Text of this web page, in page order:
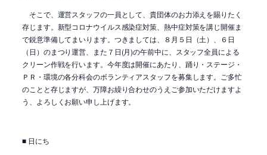
そこで、運営スタッフの一員として、貴団体のお力添えを賜りたく
存じます。新型コロナウイルス感染症対策、熱中症対策を講じ開催ま
で鋭意準備してまいります。つきましては、８月５日（土）、６日
（日）のまつり運営、また７日(月)の午前中に、スタッフ全員による
クリーン作戦を行います。今年度は開催にあたり、踊り・ステージ・
ＰＲ・環境の各分科会のボランティアスタッフを募集します。ご多忙
のことと存じますが、万障お繰り合わせのうえご参加いただけますよ
う、よろしくお願い申し上げます。
■ 日にち